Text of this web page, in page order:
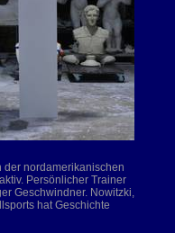
der nordamerikanischen
Persönlicher Trainer
Geschwindner. Nowitzki,
hat Geschichte